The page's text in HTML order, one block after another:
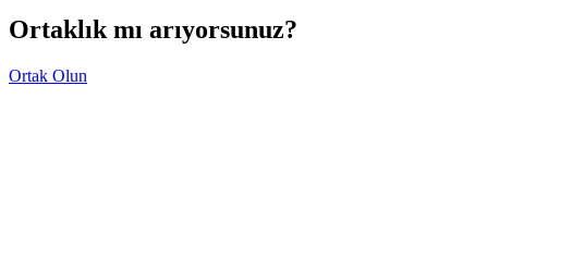
Ortaklık mı arıyorsunuz?
Ortak Olun